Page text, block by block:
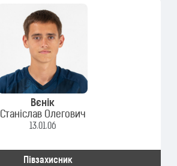
Вєнік
Станіслав Олегович
13.01.06
Півзахисник